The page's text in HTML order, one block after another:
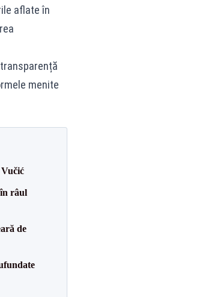
aflate în
menite
râul
de